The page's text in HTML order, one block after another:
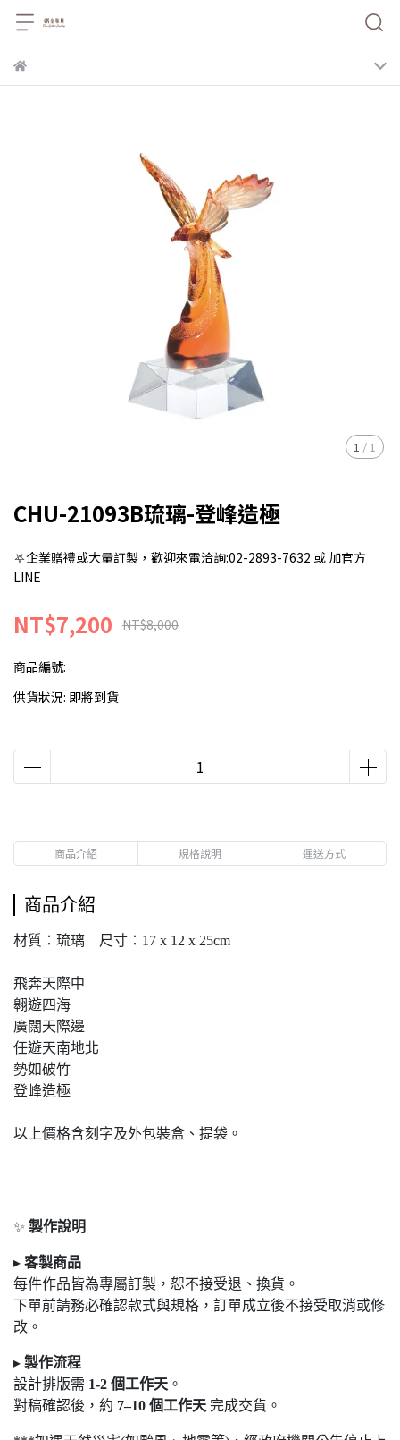
1 / 1
CHU-21093B琉璃-登峰造極
⛧企業贈禮或大量訂製，歡迎來電洽詢:02-2893-7632 或 加官方
LINE
NT$7,200 NT$8,000
商品編號:
供貨狀況: 即將到貨
商品介紹 規格說明 運送方式
商品介紹
材質：琉璃 尺寸：17 x 12 x 25cm
飛奔天際中
翱遊四海
廣闊天際邊
任遊天南地北
勢如破竹
登峰造極
以上價格含刻字及外包裝盒、提袋。
✨ 製作說明
▸ 客製商品
每件作品皆為專屬訂製，恕不接受退 、換貨。
下單前請務必確認款式與規格，訂單成立後不接受取消或修
改。
▸ 製作流程
設計排版需 1-2 個工作天 。
對稿確認後，約 7–10 個工作天 完成交貨。